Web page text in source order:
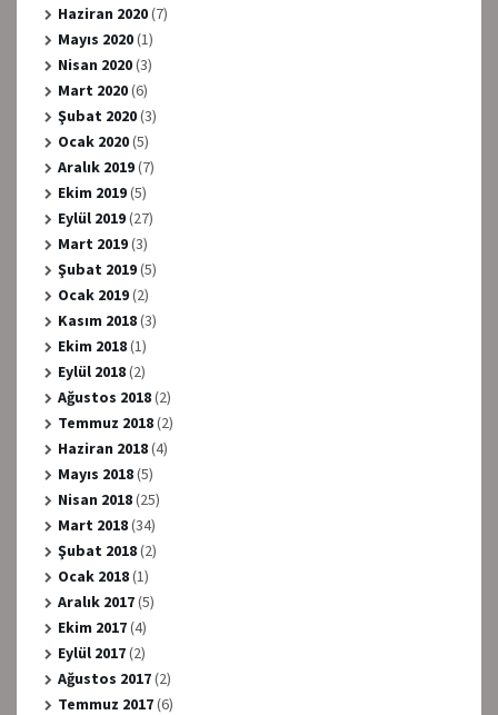
Haziran 2020(7)
Mayıs 2020(1)
Nisan 2020(3)
Mart 2020(6)
Şubat 2020(3)
Ocak 2020(5)
Aralık 2019(7)
Ekim 2019(5)
Eylül 2019(27)
Mart 2019(3)
Şubat 2019(5)
Ocak 2019(2)
Kasım 2018(3)
Ekim 2018(1)
Eylül 2018(2)
Ağustos 2018(2)
Temmuz 2018(2)
Haziran 2018(4)
Mayıs 2018(5)
Nisan 2018(25)
Mart 2018(34)
Şubat 2018(2)
Ocak 2018(1)
Aralık 2017(5)
Ekim 2017(4)
Eylül 2017(2)
Ağustos 2017(2)
Temmuz 2017(6)